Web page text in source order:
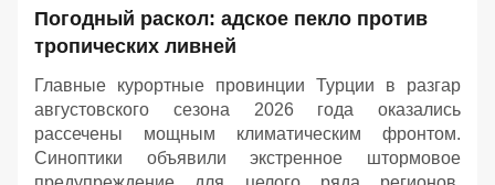
Погодный раскол: адское пекло против
тропических ливней
Главные курортные провинции Турции в разгар
августовского сезона 2026 года оказались
рассечены мощным климатическим фронтом.
Синоптики объявили экстренное штормовое